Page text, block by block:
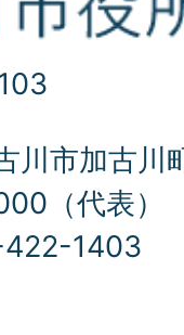
川市加古川
（代表）
422-1403